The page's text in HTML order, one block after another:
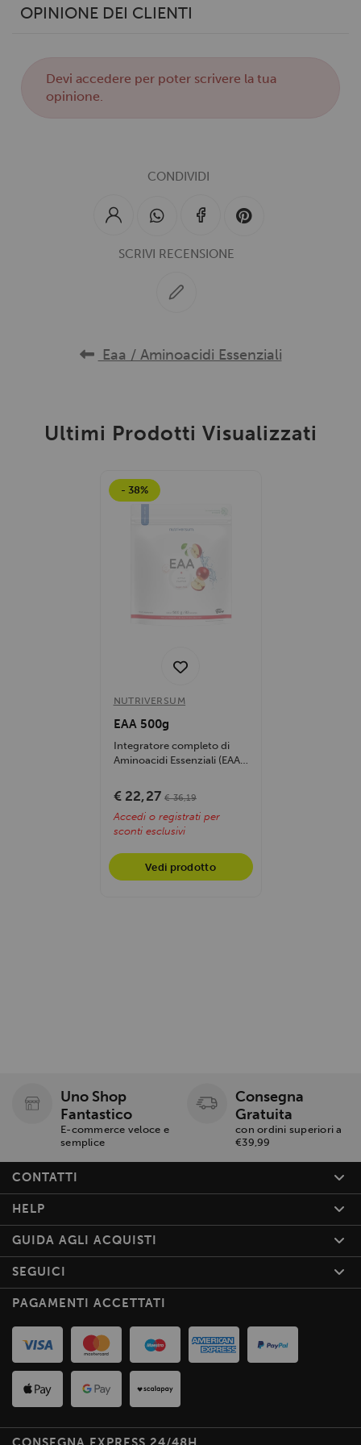
OPINIONE DEI CLIENTI
Deviaccedere per poter scrivere la tua
opinione.
CONDIVIDI
SCRIVI RECENSIONE
Eaa / Aminoacidi Essenziali
Ultimi Prodotti Visualizzati
- 38%
NUTRIVERSUM
EAA 500g
Integratore completo di
Aminoacidi Essenziali (EAA)
500g....
€ 22,27 € 36,19
Accedi o registrati per
sconti esclusivi
Vedi prodotto
Uno Shop
Fantastico
E-commerce veloce e
semplice
Consegna
Gratuita
con ordini superiori a
€39,99
CONTATTI
HELP
GUIDA AGLI ACQUISTI
SEGUICI
PAGAMENTI ACCETTATI